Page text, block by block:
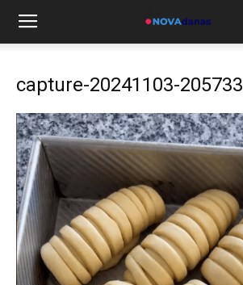
capture-20241103-205733